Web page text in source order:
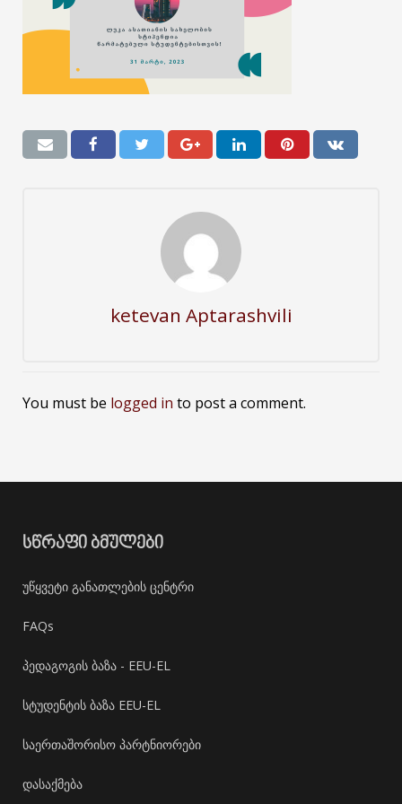
ketevan Aptarashvili
You must be logged in to post a comment.
ᲡᲬᲠᲐᲤᲘ ᲑᲛᲣᲚᲔᲑᲘ
უწყვეტი განათლების ცენტრი
FAQs
პედაგოგის ბაზა - EEU-EL
სტუდენტის ბაზა EEU-EL
საერთაშორისო პარტნიორები
დასაქმება